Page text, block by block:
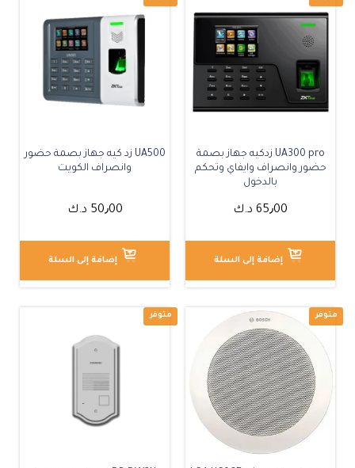
غير متوفر
UA300 pro زدكيه جهاز بصمة
حضور وانصراف وايفاي وتحكم
بالدخول
65٫00 د.ك
إضافة إلى السلة
UA500 زد كيه جهاز بصمة حضور
وانصراف الكويت
50٫00 د.ك
إضافة إلى السلة